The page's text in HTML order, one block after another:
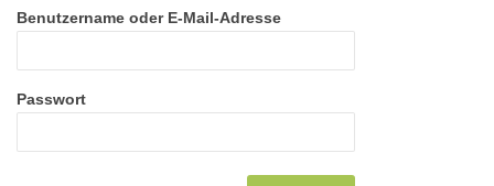
Benutzername oder E-Mail-Adresse
Passwort